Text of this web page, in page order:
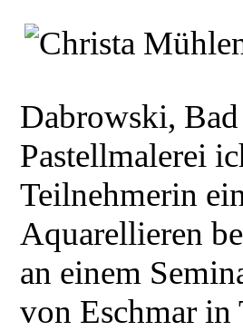
Dabrowski,
Pastellmalerei
Teilnehmerin
Aquarellieren
an einem
von Eschmar